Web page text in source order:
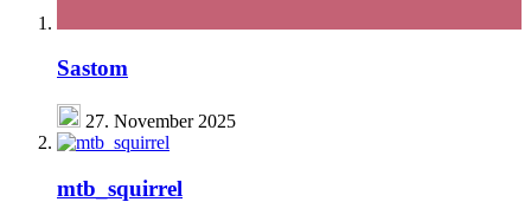
Sastom
27. November 2025
mtb_squirrel